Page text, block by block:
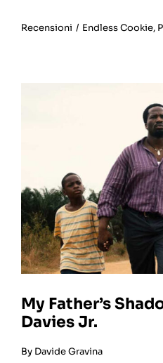
Recensioni / Endless Cookie,
My Father’s
Davies Jr.
By Davide Gravina